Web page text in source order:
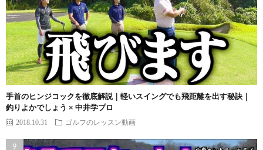
手首のヒンジコックを徹底解説｜軽いスイングでも飛距離を出す秘訣｜
釣りよかでしょう × 中井学プロ
2018.10.31 ゴルフのレッスン動画